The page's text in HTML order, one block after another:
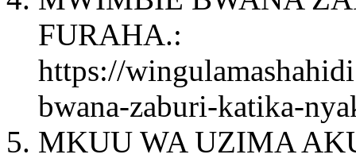
FURAHA.:
https://
bwana-zaburi-katika-
MKUU WA UZIMA